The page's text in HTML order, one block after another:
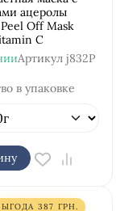
ацеролы
Off Mask
C
Артикул j832Р
в упаковке
387 ГРН.